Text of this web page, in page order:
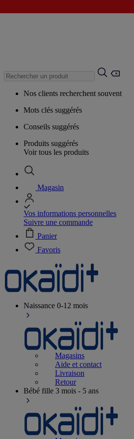
Nos clients recherchent souvent
Mots clés suggérés
Conseils suggérés
Produits suggérés
Voir tous les produits
Magasin
Vos informations personnelles
Suivre une commande
Panier
Favoris
Naissance 0-12 mois
Magasins
Aide et contact
Livraison
Retour
Bébé fille 3 mois - 5 ans